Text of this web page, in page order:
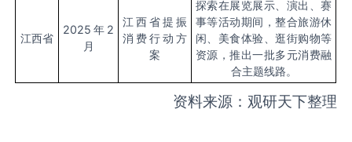
江西省
2025 年 2
月
江西省提振
消费行动方
案
探索在展览展示、演出、赛
事等活动期间，整合旅游休
闲、美食体验、逛街购物等
资源，推出一批多元消费融
合主题线路。
资料来源：观研天下整理